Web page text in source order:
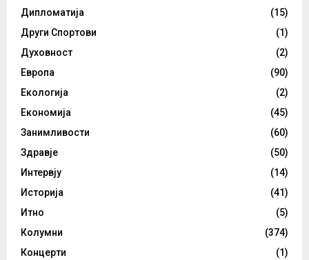
Дипломатија
(15)
Други Спортови
(1)
Духовност
(2)
Европа
(90)
Екологија
(2)
Економија
(45)
Занимливости
(60)
Здравје
(50)
Интервју
(14)
Историја
(41)
Итно
(5)
Колумни
(374)
Концерти
(1)